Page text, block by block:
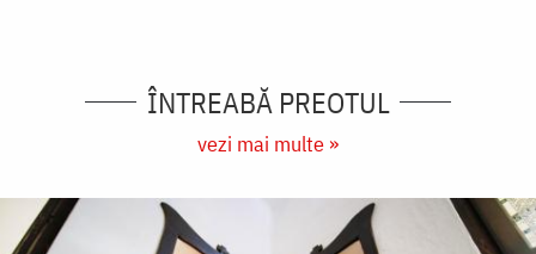
ÎNTREABĂ PREOTUL
vezi mai multe »